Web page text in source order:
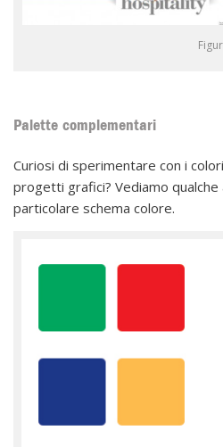
Palette complementari
Curiosi di sperimentare con i
progetti grafici? Vediamo
particolare schema colore.